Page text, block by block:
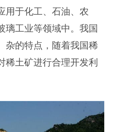
用于化工、石油、农
璃工业等领域中。我国
杂的特点，随着我国稀
稀土矿进行合理开发利